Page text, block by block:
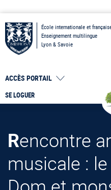
École internationale et
Enseignement multilingue
Lyon & Savoie
SE LOGUER
ACCÈS PORTAIL
Rencontre artistique et
musicale :